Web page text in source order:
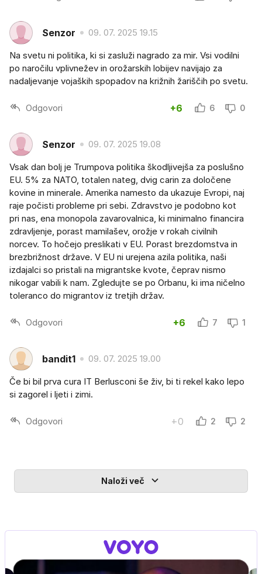
Senzor 09. 07. 2025 19.15
Na svetu ni politika, ki si zasluži nagrado za mir. Vsi vodilni
po naročilu vplivnežev in orožarskih lobijev navijajo za
nadaljevanje vojaških spopadov na križnih žariščih po svetu.
Odgovori +6 6 0
Senzor 09. 07. 2025 19.08
Vsak dan bolj je Trumpova politika škodljivejša za poslušno
EU. 5% za NATO, totalen nateg, dvig carin za določene
kovine in minerale. Amerika namesto da ukazuje Evropi, naj
raje počisti probleme pri sebi. Zdravstvo je podobno kot
pri nas, ena monopola zavarovalnica, ki minimalno financira
zdravljenje, porast mamilašev, orožje v rokah civilnih
norcev. To hočejo preslikati v EU. Porast brezdomstva in
brezbrižnost države. V EU ni urejena azila politika, naši
izdajalci so pristali na migrantske kvote, čeprav nismo
nikogar vabili k nam. Zgledujte se po Orbanu, ki ima ničelno
toleranco do migrantov iz tretjih držav.
Odgovori +6 7 1
bandit1 09. 07. 2025 19.00
Če bi bil prva cura IT Berlusconi še živ, bi ti rekel kako lepo
si zagorel i ljeti i zimi.
Odgovori +0 2 2
Naloži več